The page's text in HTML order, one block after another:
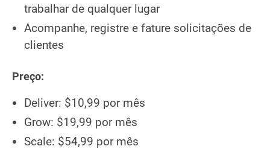
trabalhar de qualquer lugar
Acompanhe, registre e fature solicitações de
clientes
Preço:
Deliver: $10,99 por mês
Grow: $19,99 por mês
Scale: $54,99 por mês